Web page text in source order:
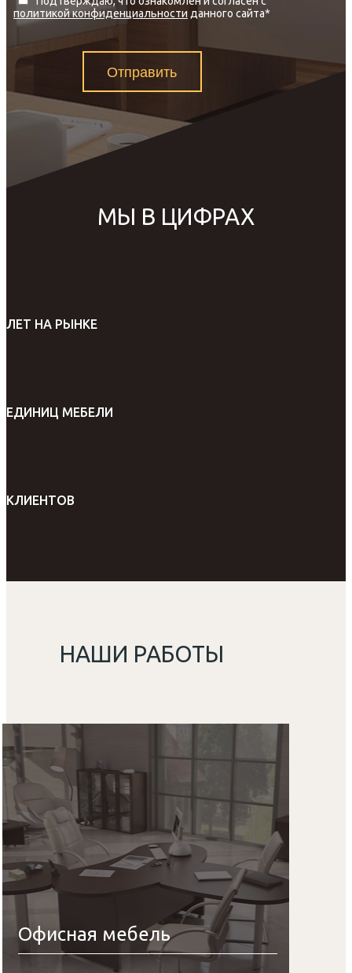
политикой конфиденциальности данного сайта*
Отправить
МЫ В ЦИФРАХ
ЛЕТ НА РЫНКЕ
ЕДИНИЦ МЕБЕЛИ
КЛИЕНТОВ
НАШИ РАБОТЫ
Офисная мебель